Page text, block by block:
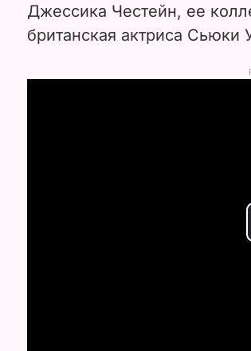
Джессика Честейн, ее
британская актриса Сьюки